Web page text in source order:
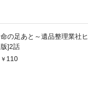
命の足あと～遺品整理業社
版]2話
110